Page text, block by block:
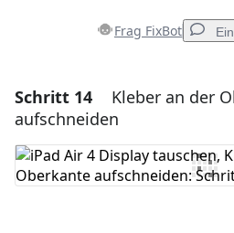
Frag FixBot
Einen Kommentar
Kommentar hinzufügen
Schritt 14
Kleber an der
aufschneiden